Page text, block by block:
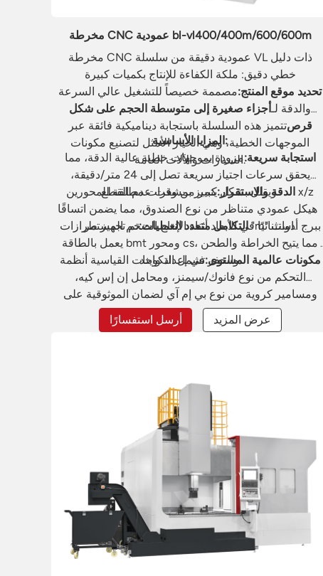
مخرطة CNC عمودية bl-vl400/400m/600/600m
مخرطة CNC عمودية دقيقة من سلسلة VL ذات دليل
خطي دقيق: ملكة الكفاءة للإنتاج بكميات كبيرة
تحديد موقع المنتج:مصممة خصيصاً للتشغيل عالي السرعة
والدقة لـأجزاء صغيرة إلى متوسطة الحجم على شكل
قرصتتميز هذه السلسلة باستجابة ديناميكية فائقة عبر
الموجهات الخطية، وهي الخيار الأمثل لتصنيع مكونات
السيارات والآلات العامة.
المزايا الأساسية:
استجابة سريعة:مزودة بموجهات خطية عالية الدقة، مما
يحقق سرعات اجتياز سريعة تصل إلى 24 متر/دقيقة،
ويقلل بشكل كبير من وقت عدم القطع.
الدقة والاستقرار:يتميز بمشفرات مطلقة للمحورين x/z
وهيكل عمودي متناظر من نوع الصندوق، مما يضمن اتساقًا
استثنائيًا في الأبعاد أثناء الإنتاج الضخم المستمر.
التكامل متعدد العمليات:تم تجهيز طرازات "m" ببرج أدوات
يعمل بالطاقة bmt ومحور cs، مما يتيح الخراطة والطحن
والحفر في إعداد واحد.
مكونات عالمية المستوى:تشمل التكوينات القياسية أنظمة
التحكم من نوع فانوك/سيمنز، ومحامل إن إس كيه،
ومسامير كروية من نوع بي إم آي لضمان الموثوقية على
المدى الطويل.
أرسل استفسارًا عرض المزيد